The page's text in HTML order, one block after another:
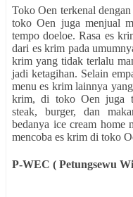
Toko Oen terkenal
toko Oen juga menjual
tempo doeloe. Rasa es
dari es krim pada
krim yang tidak terlalu
jadi ketagihan. Selain
menu es krim lainnya
krim, di toko Oen juga
steak, burger, dan
bedanya ice cream home
mencoba es krim di toko
P-WEC ( Petungsewu